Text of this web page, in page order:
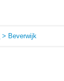
> Beverwijk